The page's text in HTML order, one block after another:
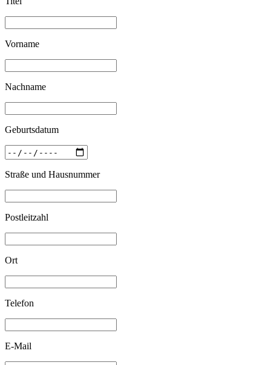
Vorname
Nachname
Geburtsdatum
Straße und Hausnummer
Postleitzahl
Ort
Telefon
E-Mail